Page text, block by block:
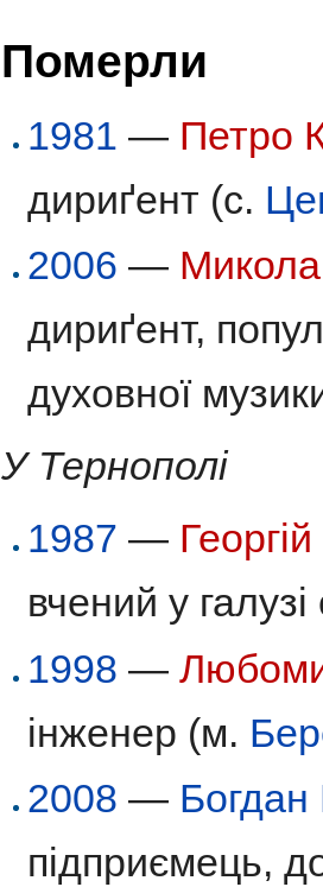
Померли
1981 — Петро
дириґент (с.
2006 —
дириґент,
духовної
У Тернополі
1987 —
вчений у
1998 —
інженер (м.
2008 —
підприємець,